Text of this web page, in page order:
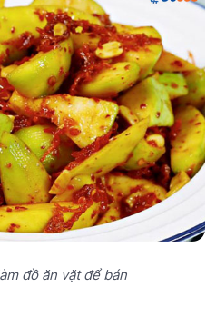
đồ ăn vặt để bán